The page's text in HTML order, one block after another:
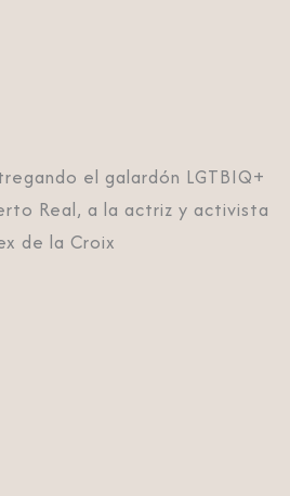
el galardón LGTBIQ+
Real, a la actriz y activista
de la Croix